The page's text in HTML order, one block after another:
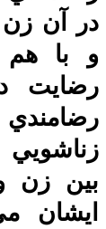
در آن زن
و با
بين زن
ايشان